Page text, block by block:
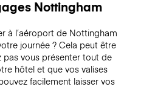
Nottingham
à l’aéroport de Nottingham
journée ? Cela peut être
vous présenter tout de
hôtel et que vos valises
facilement laisser vos